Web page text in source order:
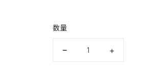
数量